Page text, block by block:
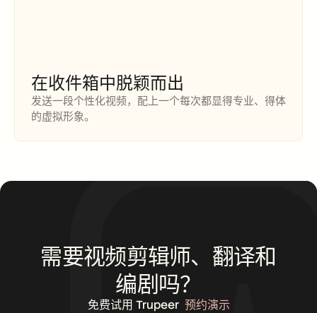
在收件箱中脱颖而出
发送一段个性化视频，配上一个每次都显得专业、得体
的虚拟形象。
需要视频剪辑师、翻译和
编剧吗？
免费试用 Trupeer 预约演示